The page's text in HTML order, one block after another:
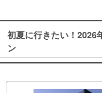
初夏に行きたい！2026
ン